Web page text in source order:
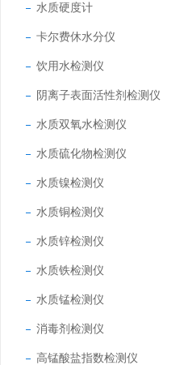
水质硬度计
卡尔费休水分仪
饮用水检测仪
阴离子表面活性剂检测仪
水质双氧水检测仪
水质硫化物检测仪
水质镍检测仪
水质铜检测仪
水质锌检测仪
水质铁检测仪
水质锰检测仪
消毒剂检测仪
高锰酸盐指数检测仪